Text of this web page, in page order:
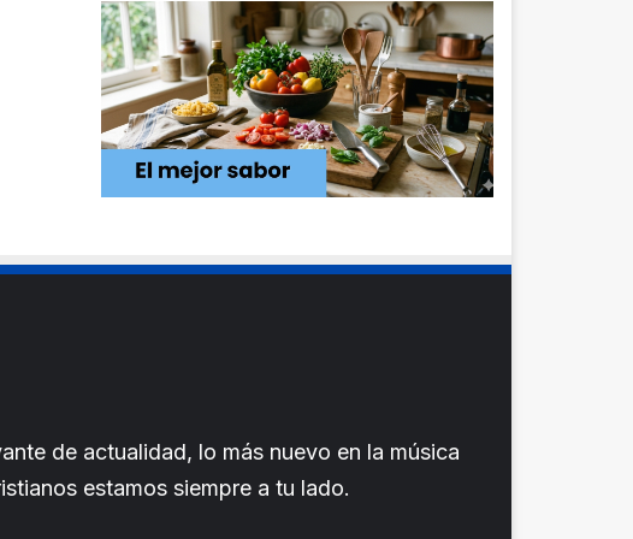
de actualidad, lo más nuevo en la música
estamos siempre a tu lado.